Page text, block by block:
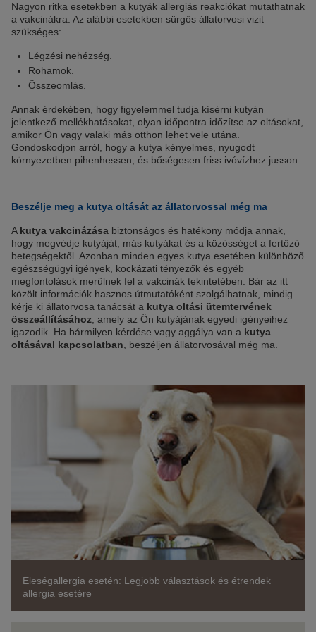
Nagyon ritka esetekben a kutyák allergiás reakciókat mutathatnak
a vakcinákra. Az alábbi esetekben sürgős állatorvosi vizit
szükséges:
Légzési nehézség.
Rohamok.
Összeomlás.
Annak érdekében, hogy figyelemmel tudja kísérni kutyán
jelentkező mellékhatásokat, olyan időpontra időzítse az oltásokat,
amikor Ön vagy valaki más otthon lehet vele utána.
Gondoskodjon arról, hogy a kutya kényelmes, nyugodt
környezetben pihenhessen, és bőségesen friss ivóvízhez jusson.
Beszélje meg a kutya oltását az állatorvossal még ma
A kutya vakcinázása biztonságos és hatékony módja annak,
hogy megvédje kutyáját, más kutyákat és a közösséget a fertőző
betegségektől. Azonban minden egyes kutya esetében különböző
egészségügyi igények, kockázati tényezők és egyéb
megfontolások merülnek fel a vakcinák tekintetében. Bár az itt
közölt információk hasznos útmutatóként szolgálhatnak, mindig
kérje ki állatorvosa tanácsát a kutya oltási ütemtervének
összeállításához , amely az Ön kutyájának egyedi igényeihez
igazodik. Ha bármilyen kérdése vagy aggálya van a kutya
oltásával kapcsolatban , beszéljen állatorvosával még ma.
Eleségallergia esetén: Legjobb választások és étrendek
allergia esetére